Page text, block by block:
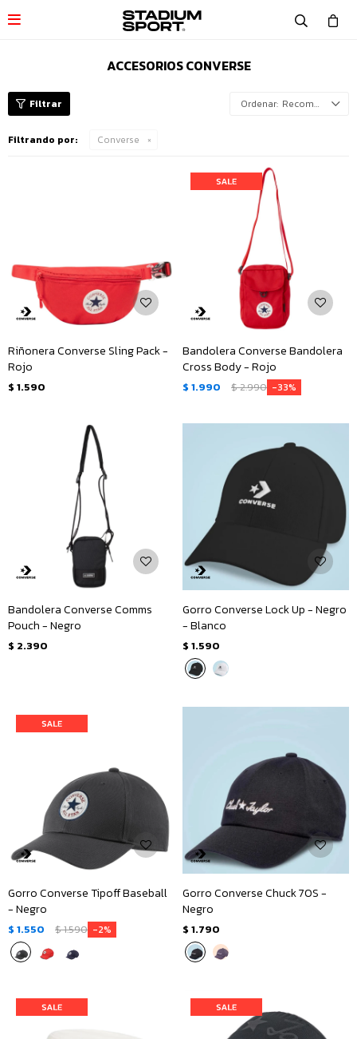

ACCESORIOS CONVERSE
Recomendados
Filtrando por: Converse
Riñonera Converse Sling Pack -
Rojo
$ 1.590
Bandolera Converse Bandolera
Cross Body - Rojo
$ 1.990 $2.990 33
Bandolera Converse Comms
Pouch - Negro
$ 2.390
Gorro Converse Lock Up - Negro
- Blanco
$ 1.590
Gorro Converse Tipoff Baseball
- Negro
$ 1.550 $1.590 2
Gorro Converse Chuck 70S -
Negro
$ 1.790